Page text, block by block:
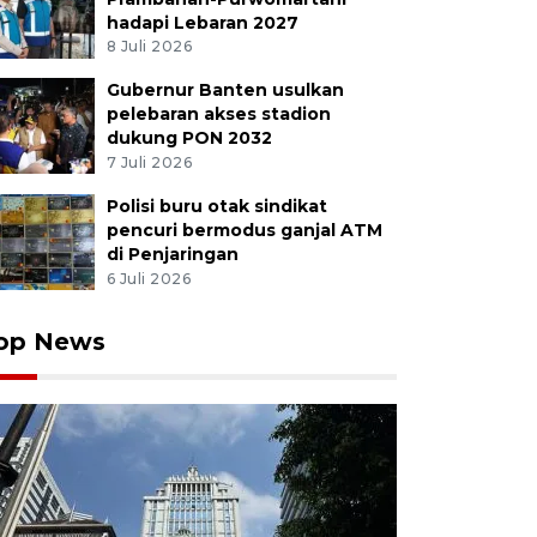
hadapi Lebaran 2027
8 Juli 2026
Gubernur Banten usulkan
pelebaran akses stadion
dukung PON 2032
7 Juli 2026
Polisi buru otak sindikat
pencuri bermodus ganjal ATM
di Penjaringan
6 Juli 2026
News